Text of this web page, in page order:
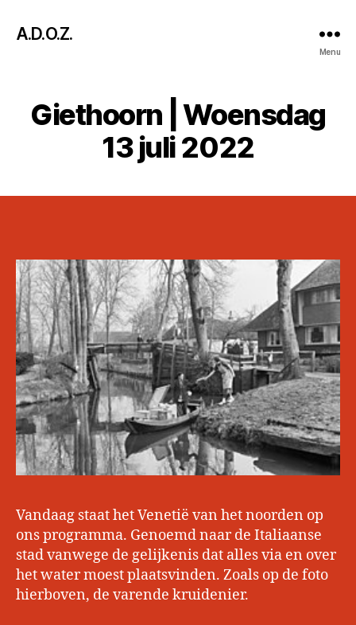
A.D.O.Z.
Menu
Giethoorn | Woensdag
13 juli 2022
Vandaag staat het Venetië van het noorden op
ons programma. Genoemd naar de Italiaanse
stad vanwege de gelijkenis dat alles via en over
het water moest plaatsvinden. Zoals op de foto
hierboven, de varende kruidenier.